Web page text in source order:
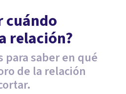
cuándo
relación?
saber en qué
de la relación